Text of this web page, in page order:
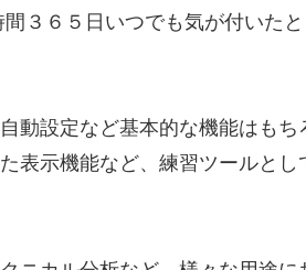
３６５日いつでも気が付いた
動設定など基本的な機能はも
表示機能など、練習ツールと